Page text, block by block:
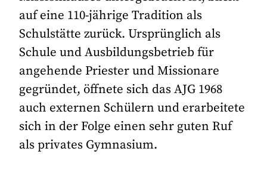
auf eine 110-jährige Tradition als
Schulstätte zurück. Ursprünglich als
Schule und Ausbildungsbetrieb für
angehende Priester und Missionare
gegründet, öffnete sich das AJG 1968
auch externen Schülern und erarbeitete
sich in der Folge einen sehr guten Ruf
als privates Gymnasium.